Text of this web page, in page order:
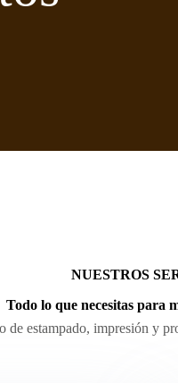
NUESTROS
Todo lo que necesitas para
de estampado, impresión y